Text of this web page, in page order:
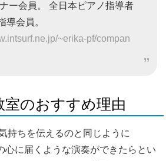
ー会員。 全日本ピアノ指導者
導会員。
~erika-pf/compan
室のおすすめ理由
持ちを伝えるのと同じように
心に届くような演奏ができたらとい